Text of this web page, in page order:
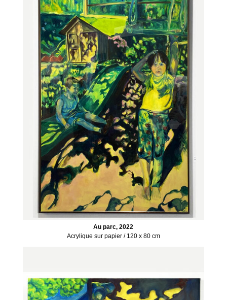
Au parc, 2022
Acrylique sur papier / 120 x 80 cm